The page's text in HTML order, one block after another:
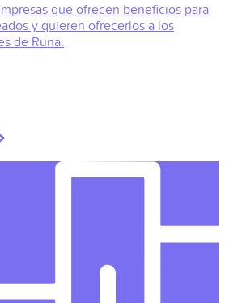
que ofrecen beneficios para
y quieren ofrecerlos a los
de Runa.